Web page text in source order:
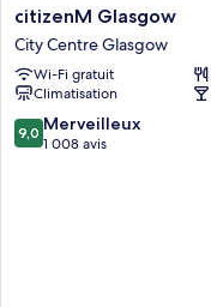
citizenM
Glasgow
City
Centre
Glasgow
citizenM Glasgow
City Centre Glasgow
Wi-Fi gratuit
Climatisation
9.0
sur
9,0 Merveilleux
1 008 avis